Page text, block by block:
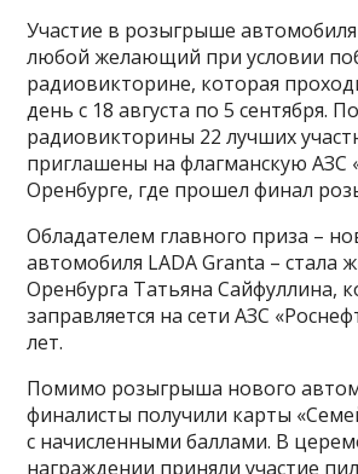
Участие в розыгрыше
любой желающий при условии
радиовикторине, которая
день с 18 августа по 5 сентября.
радиовикторины 22 лучших
приглашены на флагманскую АЗС
Оренбурге, где прошел финал
Обладателем главного приза –
автомобиля LADA Granta – стала
Оренбурга Татьяна Сайфуллина,
заправляется на сети АЗС
лет.
Помимо розыгрыша нового
финалисты получили карты
с начисленными баллами. В
награждении приняли участие